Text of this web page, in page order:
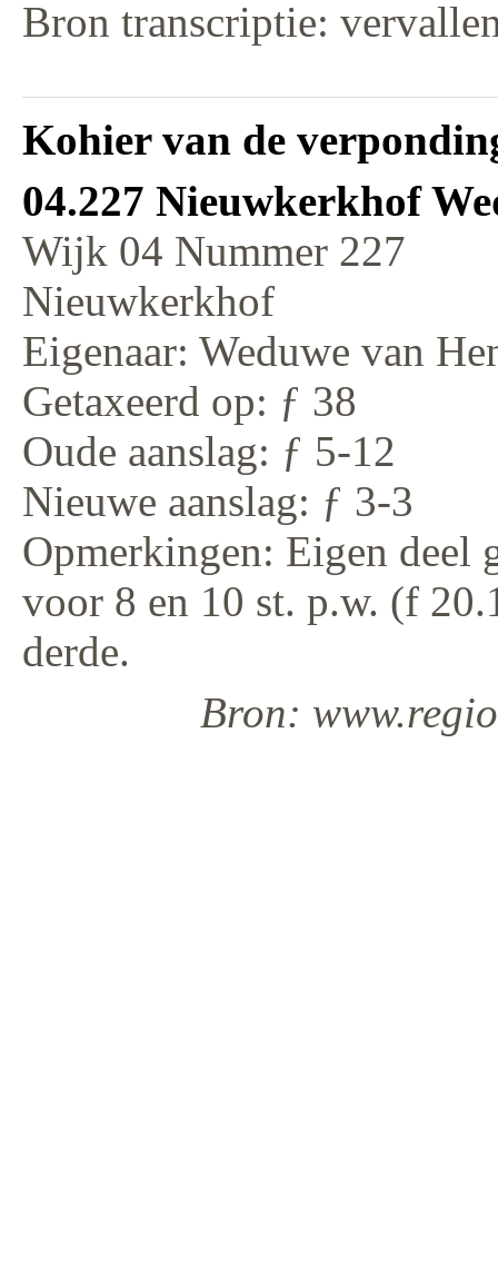
Bron transcriptie:
Kohier van de
04.227 Nieuwkerkhof
Wijk 04 Nummer 227
Nieuwkerkhof
Eigenaar: Weduwe van
Getaxeerd op: ƒ 38
Oude aanslag: ƒ 5-12
Nieuwe aanslag: ƒ 3-3
Opmerkingen: Eigen deel
voor 8 en 10 st. p.w. (f
derde.
Bron: